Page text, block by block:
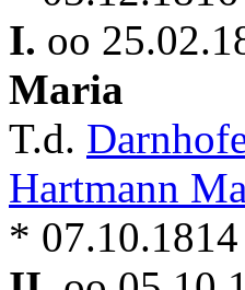
I. oo
Maria
T.d.
Hartmann
*